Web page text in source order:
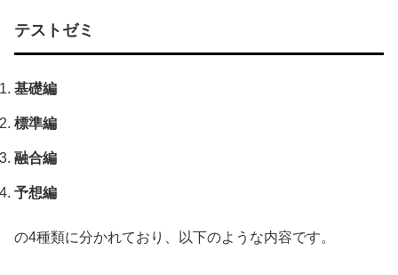
テストゼミ
基礎編
標準編
融合編
予想編
の4種類に分かれており、以下のような内容です。